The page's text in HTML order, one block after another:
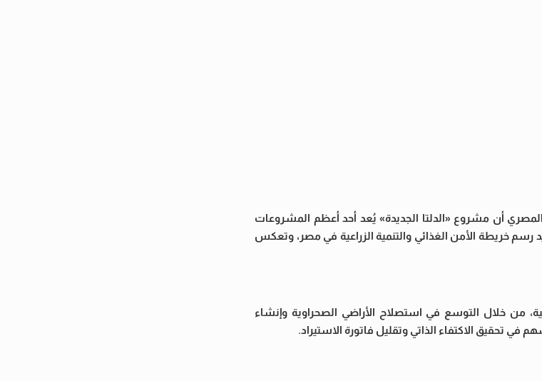
أن مشروع «الدلتا الجديدة» يُعد أحد أعظم المشروعات
رسم خريطة الأمن الغذائي والتنمية الزراعية في مصر، وتعكس
من خلال التوسع في استصلاح الأراضي الصحراوية وإنشاء
في تحقيق الاكتفاء الذاتي وتقليل فاتورة الاستيراد.